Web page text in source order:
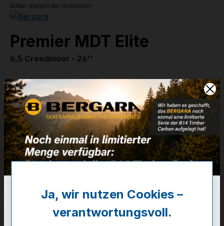
Bilder dienen der Illustration
Premier MDT Elite
6,5 Creedmoor - 26''
Artikelnummer:
Weitere Informationen
✔MDT ELITE CHASSIS / Stainless Steel Lauf
✔5/8-24 UNEF / 10 Schuss AICS (Compat.)
4.017,00 €
✔ Auf Lager
Registrieren Sie sich jetzt.
Ja, wir nutzen Cookies –
verantwortungsvoll.